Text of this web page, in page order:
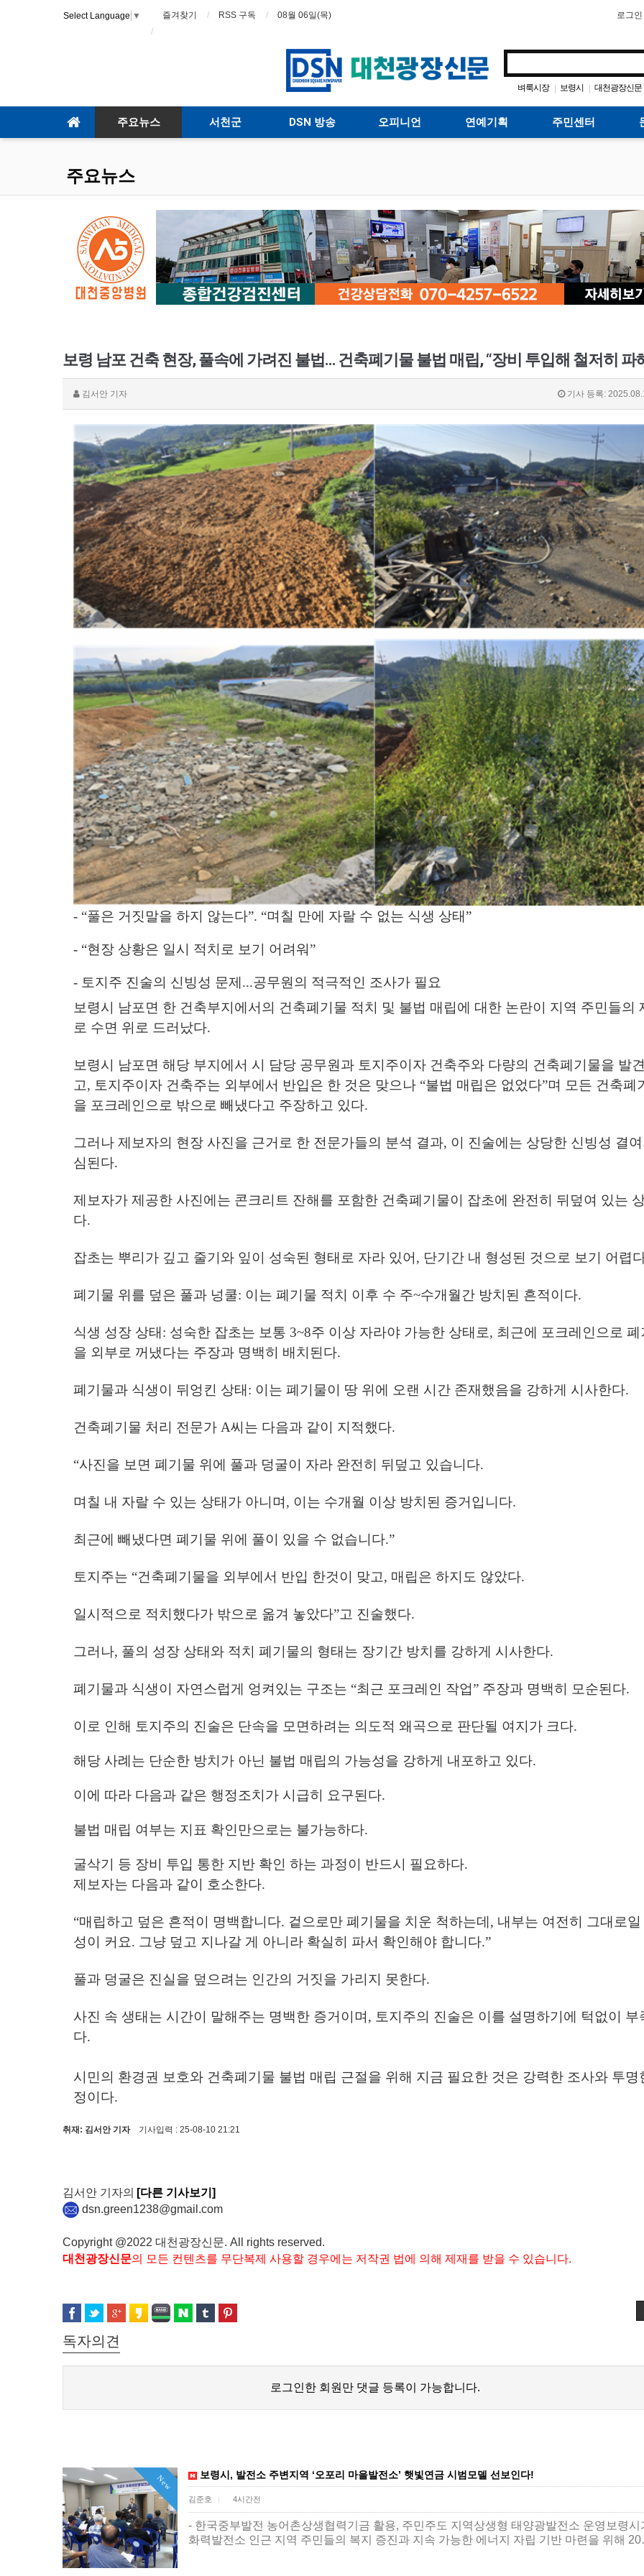
Select Language ▼ 즐겨찾기 RSS 구독 08월 06일(목) 로그인
벼룩시장 | 보령시 | 대천광장신문
주요뉴스 서천군 DSN 방송 오피니언 연예기획 주민센터
주요뉴스
보령 남포 건축 현장, 풀속에 가려진 불법… 건축폐기물 불법 매립, “장비 투입해 철저히 파
김서안 기자 기사 등록:
- “풀은 거짓말을 하지 않는다”. “며칠 만에 자랄 수 없는 식생 상태”
- “현장 상황은 일시 적치로 보기 어려워”
- 토지주 진술의 신빙성 문제...공무원의 적극적인 조사가 필요
보령시 남포면 한 건축부지에서의 건축폐기물 적치 및 불법 매립에 대한 논란이 지역 주민들의
로 수면 위로 드러났다.
보령시 남포면 해당 부지에서 시 담당 공무원과 토지주이자 건축주와 다량의 건축폐기물을 발
고, 토지주이자 건축주는 외부에서 반입은 한 것은 맞으나 “불법 매립은 없었다”며 모든 건축폐
을 포크레인으로 밖으로 빼냈다고 주장하고 있다.
그러나 제보자의 현장 사진을 근거로 한 전문가들의 분석 결과, 이 진술에는 상당한 신빙성 결
심된다.
제보자가 제공한 사진에는 콘크리트 잔해를 포함한 건축폐기물이 잡초에 완전히 뒤덮여 있는
다.
잡초는 뿌리가 깊고 줄기와 잎이 성숙된 형태로 자라 있어, 단기간 내 형성된 것으로 보기 어렵
폐기물 위를 덮은 풀과 넝쿨: 이는 폐기물 적치 이후 수 주~수개월간 방치된 흔적이다.
식생 성장 상태 : 성숙한 잡초는 보통 3~8주 이상 자라야 가능한 상태로, 최근에 포크레인으로 폐
을 외부로 꺼냈다는 주장과 명백히 배치된다.
폐기물과 식생이 뒤엉킨 상태 : 이는 폐기물이 땅 위에 오랜 시간 존재했음을 강하게 시사한다.
건축폐기물 처리 전문가 A씨는 다음과 같이 지적했다.
“사진을 보면 폐기물 위에 풀과 덩굴이 자라 완전히 뒤덮고 있습니다.
며칠 내 자랄 수 있는 상태가 아니며, 이는 수개월 이상 방치된 증거입니다.
최근에 빼냈다면 폐기물 위에 풀이 있을 수 없습니다.”
토지주는 “건축폐기물을 외부에서 반입 한것이 맞고, 매립은 하지도 않았다.
일시적으로 적치했다가 밖으로 옮겨 놓았다”고 진술했다.
그러나, 풀의 성장 상태와 적치 폐기물의 형태 는 장기간 방치를 강하게 시사한다.
폐기물과 식생이 자연스럽게 엉켜있는 구조는 “최근 포크레인 작업” 주장과 명백히 모순된다.
이로 인해 토지주의 진술은 단속을 모면하려는 의도적 왜곡으로 판단될 여지가 크다.
해당 사례는 단순한 방치가 아닌 불법 매립의 가능성을 강하게 내포하고 있다.
이에 따라 다음과 같은 행정조치가 시급히 요구된다.
불법 매립 여부는 지표 확인만으로는 불가능하다.
굴삭기 등 장비 투입 통한 지반 확인 하는 과정 이 반드시 필요하다.
제보자는 다음과 같이 호소한다.
“매립하고 덮은 흔적이 명백합니다. 겉으로만 폐기물을 치운 척하는데, 내부는 여전히 그대로
성이 커요. 그냥 덮고 지나갈 게 아니라 확실히 파서 확인해야 합니다.”
풀과 덩굴은 진실을 덮으려는 인간의 거짓을 가리지 못한다.
사진 속 생태는 시간이 말해주는 명백한 증거이며, 토지주의 진술은 이를 설명하기에 턱없이 부
다.
시민의 환경권 보호와 건축폐기물 불법 매립 근절을 위해 지금 필요한 것은 강력한 조사와 투명
정 이다.
취재: 김서안 기자기사입력 : 25-08-10 21:21
김서안 기자의 [다른 기사보기]
dsn.green1238@gmail.com
Copyright @2022 대천광장신문. All rights reserved.
대천광장신문의 모든 컨텐츠를 무단복제 사용할 경우에는 저작권 법에 의해 제재를 받을 수 있습니다.
독자의견
로그인한 회원만 댓글 등록이 가능합니다.
New 보령시, 발전소 주변지역 ‘오포리 마을발전소’ 햇빛연금 시범모델 선보인다!
김준호 | 4시간전
- 한국중부발전 농어촌상생협력기금 활용, 주민주도 지역상생형 태양광발전소 운영보령시
화력발전소 인근 지역 주민들의 복지 증진과 지속 가능한 에너지 자립 기반 마련을 위해